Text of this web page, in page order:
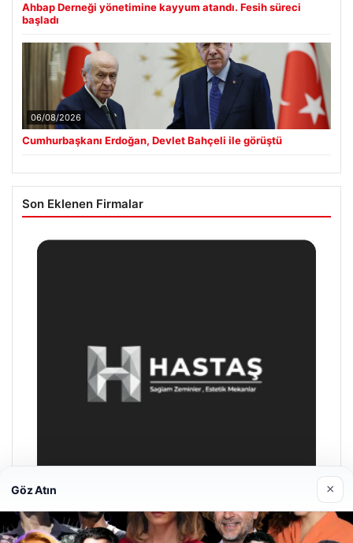
Ahbap Derneği yönetimine kayyum atandı. Fesih süreci
başladı
06/08/2026
Cumhurbaşkanı Erdoğan, Devlet Bahçeli ile görüştü
Son Eklenen Firmalar
Göz Atın ×